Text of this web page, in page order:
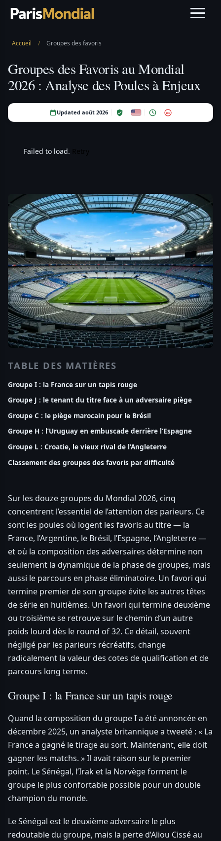
Accueil / Groupes des favoris
Groupes des Favoris au Mondial
2026 : Analyse des Poules à Enjeux
Updated août 2026 18+
Failed to load.
TABLE DES MATIÈRES
Groupe I : la France sur un tapis rouge
Groupe J : le tenant du titre face à un adversaire piège
Groupe C : le piège marocain pour le Brésil
Groupe H : l’Uruguay en embuscade derrière l’Espagne
Groupe L : Croatie, le vieux rival de l’Angleterre
Classement des groupes des favoris par difficulté
Sur les douze groupes du Mondial 2026, cinq
concentrent l’essentiel de l’attention des parieurs. Ce
sont les poules où logent les favoris au titre — la
France, l’Argentine, le Brésil, l’Espagne, l’Angleterre —
et où la composition des adversaires détermine non
seulement la dynamique de la phase de groupes, mais
aussi le parcours en phase éliminatoire. Un favori qui
termine premier de son groupe évite les autres têtes
de série en huitièmes. Un favori qui termine deuxième
ou troisième se retrouve sur le chemin d’un autre
poids lourd dès le round of 32. Ce détail, souvent
négligé par les parieurs récréatifs, change
radicalement la valeur des cotes de qualification et de
parcours long terme.
Groupe I : la France sur un tapis rouge
Quand la composition du groupe I a été annoncée en
décembre 2025, un analyste britannique a tweeté : « La
France a gagné le tirage au sort. Maintenant, elle doit
gagner les matchs. » Il avait raison sur le premier
point. Le Sénégal, l’Irak et la Norvège forment le
groupe le plus confortable possible pour un double
champion du monde.
Le Sénégal est le deuxième adversaire le plus
redoutable du groupe, mais la perte d’Aliou Cissé au